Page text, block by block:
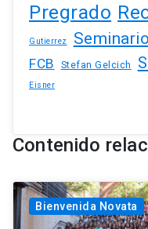
Pregrado
Gutierrez Seminario
FCB
Stefan Gelcich
Eisner
Contenido
Bienvenida Novata